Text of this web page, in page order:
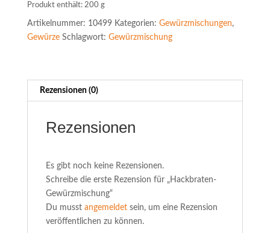
Produkt enthält: 200 g
Artikelnummer: 10499 Kategorien: Gewürzmischungen,
Gewürze Schlagwort: Gewürzmischung
Rezensionen (0)
Rezensionen
Es gibt noch keine Rezensionen.
Schreibe die erste Rezension für „Hackbraten-
Gewürzmischung“
Du musst angemeldetsein, um eine Rezension
veröffentlichen zu können.